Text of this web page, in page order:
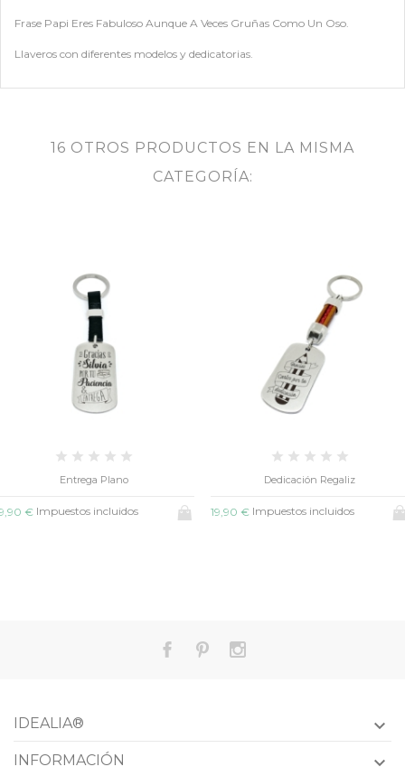
Frase Papi Eres Fabuloso Aunque A Veces Gruñas Como Un Oso.
Llaveros con diferentes modelos y dedicatorias.
16 OTROS PRODUCTOS EN LA MISMA
CATEGORÍA:
Entrega Plano
€Impuestos incluidos
Dedicación Regaliz
19,90 €Impuestos incluidos
IDEALIA® 
INFORMACIÓN 